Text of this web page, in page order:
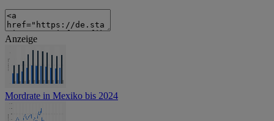
Anzeige
Mordrate in Mexiko bis 2024